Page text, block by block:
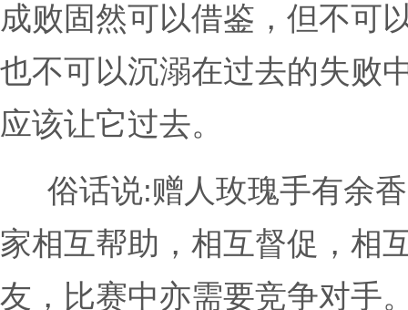
成败固然可以借鉴，但不可
也不可以沉溺在过去的失败
应该让它过去。
俗话说:赠人玫瑰手有余
家相互帮助，相互督促，相
友，比赛中亦需要竞争对手